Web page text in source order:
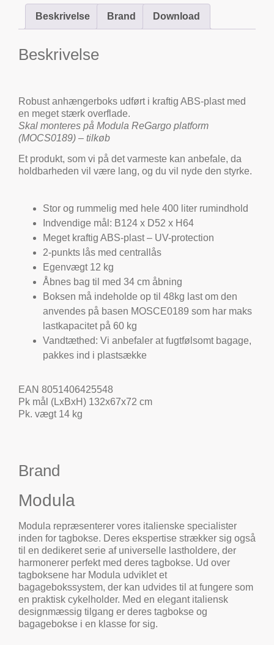
Beskrivelse Brand Download
Beskrivelse
Robust anhængerboks udført i kraftig ABS-plast med
en meget stærk overflade.
Skal monteres på Modula ReGargo platform
(MOCS0189) – tilkøb
Et produkt, som vi på det varmeste kan anbefale, da
holdbarheden vil være lang, og du vil nyde den styrke.
Stor og rummelig med hele 400 liter rumindhold
Indvendige mål: B124 x D52 x H64
Meget kraftig ABS-plast – UV-protection
2-punkts lås med centrallås
Egenvægt 12 kg
Åbnes bag til med 34 cm åbning
Boksen må indeholde op til 48kg last om den
anvendes på basen MOSCE0189 som har maks
lastkapacitet på 60 kg
Vandtæthed: Vi anbefaler at fugtfølsomt bagage,
pakkes ind i plastsække
EAN 8051406425548
Pk mål (LxBxH) 132x67x72 cm
Pk. vægt 14 kg
Brand
Modula
Modula repræsenterer vores italienske specialister
inden for tagbokse. Deres ekspertise strækker sig også
til en dedikeret serie af universelle lastholdere, der
harmonerer perfekt med deres tagbokse. Ud over
tagboksene har Modula udviklet et
bagagebokssystem, der kan udvides til at fungere som
en praktisk cykelholder. Med en elegant italiensk
designmæssig tilgang er deres tagbokse og
bagagebokse i en klasse for sig.